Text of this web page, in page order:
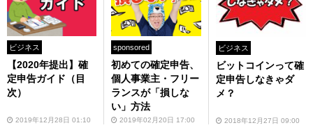
ビジネス
【2020年提出】確
定申告ガイド（目
次）
2019年12月28日 01:10
sponsored
初めての確定申告、
個人事業主・フリー
ランスが「損しな
い」方法
2019年02月20日 17:00
ビジネス
ビットコインって確
定申告しなきゃダ
メ？
2018年12月27日 09:00